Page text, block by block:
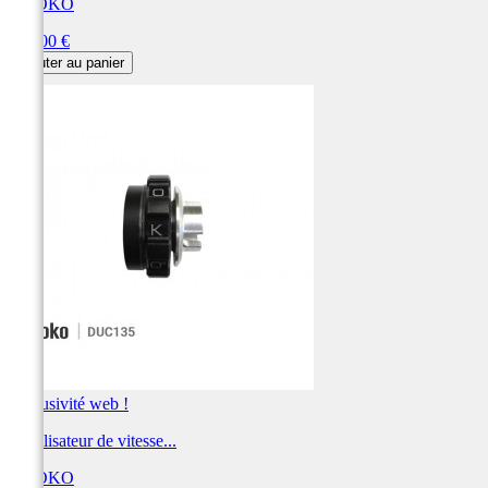
KAOKO
129,00 €
Ajouter au panier
Exclusivité web !
Stabilisateur de vitesse...
KAOKO